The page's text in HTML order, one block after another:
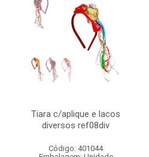
Tiara c/aplique e lacos
diversos ref08div
Código: 401044